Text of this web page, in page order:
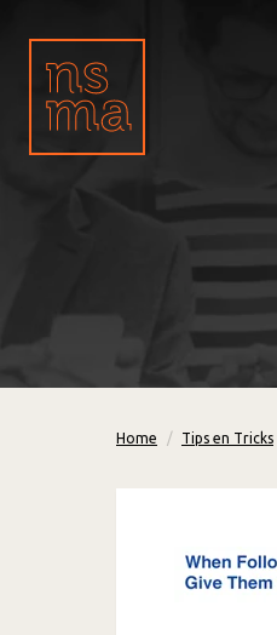
Home Tips en Tricks